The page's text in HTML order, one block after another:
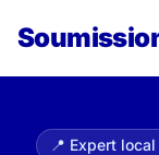
📍 Expert